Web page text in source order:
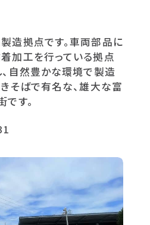
造拠点です。車両部品に
加工を行っている拠点
自然豊かな環境で製造
そばで有名な、雄大な富
す。